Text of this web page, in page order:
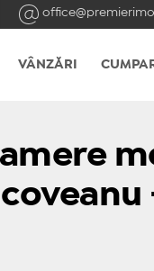
VÂNZĂRI